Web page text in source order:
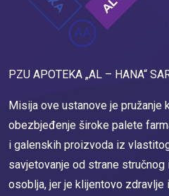
PZU APOTEKA „AL – HANA“
Misija ove ustanove je pružanje
obezbjeđenje široke palete
i galenskih proizvoda iz
savjetovanje od strane
osoblja, jer je klijentovo